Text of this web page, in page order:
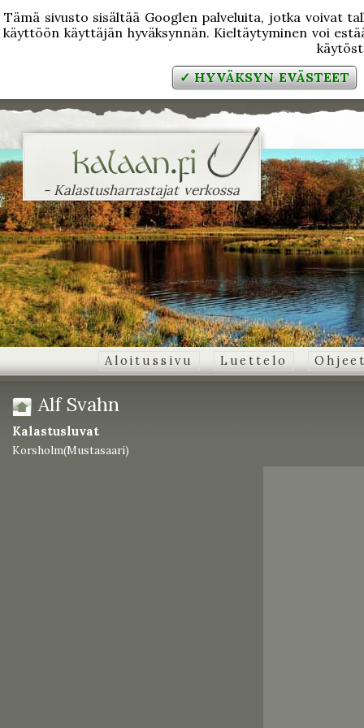
Tämä sivusto sisältää Googlen palveluita, jotka voivat
käyttöön käyttäjän hyväksynnän. Kieltäytyminen voi
✓ HYVÄKSYN EVÄSTEET
- Kalastusharrastajat verkossa
Aloitussivu Luettelo
Alf Svahn
Kalastusluvat
Korsholm(Mustasaari)